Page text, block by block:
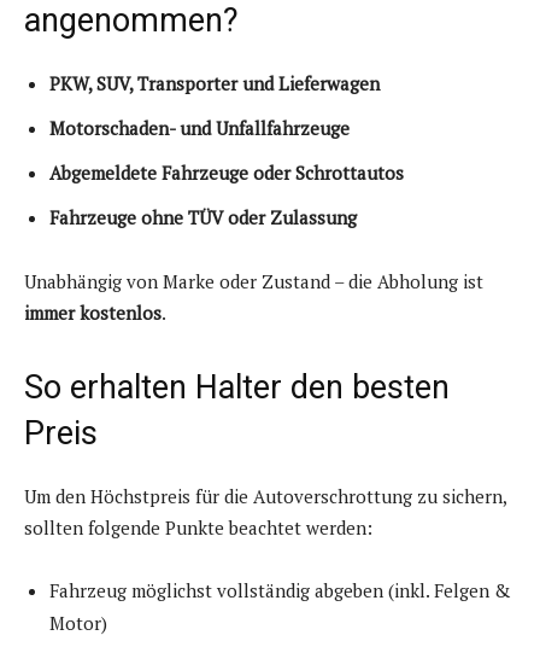
angenommen?
PKW, SUV, Transporter und Lieferwagen
Motorschaden- und Unfallfahrzeuge
Abgemeldete Fahrzeuge oder Schrottautos
Fahrzeuge ohne TÜV oder Zulassung
Unabhängig von Marke oder Zustand – die Abholung ist
immer kostenlos.
So erhalten Halter den besten
Preis
Um den Höchstpreis für die Autoverschrottung zu sichern,
sollten folgende Punkte beachtet werden:
Fahrzeug möglichst vollständig abgeben (inkl. Felgen &
Motor)